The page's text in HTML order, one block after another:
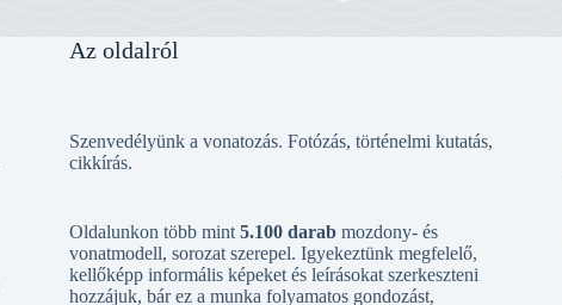
Az oldalról
Szenvedélyünk a vonatozás. Fotózás, történelmi kutatás,
cikkírás.
Oldalunkon több mint 5.100 darabmozdony- és
vonatmodell, sorozat szerepel. Igyekeztünk megfelelő,
kellőképp informális képeket és leírásokat szerkeszteni
hozzájuk, bár ez a munka folyamatos gondozást,